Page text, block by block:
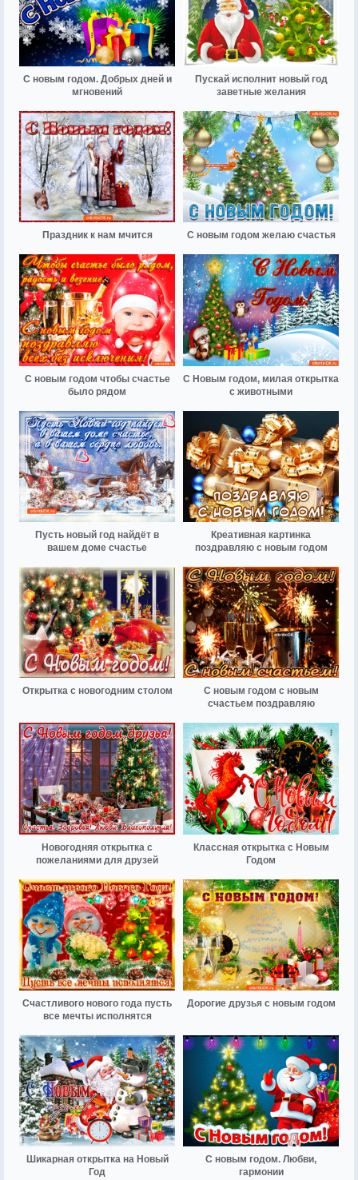
С новым годом. Добрых дней и
мгновений
Пускай исполнит новый год
заветные желания
Праздник к нам мчится С новым годом желаю счастья
С новым годом чтобы счастье
было рядом
С Новым годом, милая открытка
с животными
Пусть новый год найдёт в
вашем доме счастье
Креативная картинка
поздравляю с новым годом
Открытка с новогодним столом
С новым годом с новым
счастьем поздравляю
Новогодняя открытка с
пожеланиями для друзей
Классная открытка с Новым
Годом
Счастливого нового года пусть
все мечты исполнятся
Дорогие друзья с новым годом
Шикарная открытка на Новый
Год
С новым годом. Любви,
гармонии